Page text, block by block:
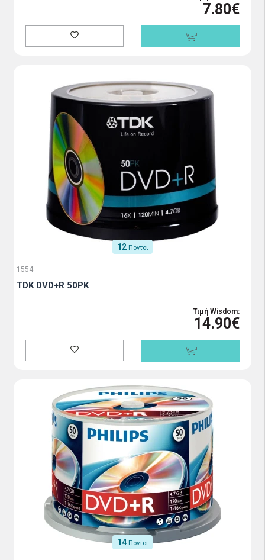
7.80€
12 Πόντοι
1554
TDK DVD+R 50PK
Τιμή Wisdom:
14.90€
14 Πόντοι